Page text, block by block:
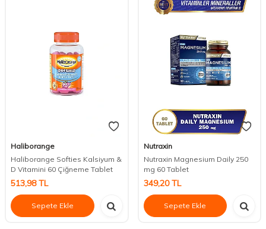
Haliborange
Haliborange Softies Kalsiyum &
D Vitamini 60 Çiğneme Tablet
513,98TL
Sepete Ekle
Nutraxin
Nutraxin Magnesium Daily 250
mg 60 Tablet
349,20TL
Sepete Ekle